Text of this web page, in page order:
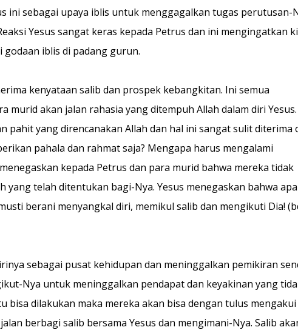
ini sebagai upaya iblis untuk menggagalkan tugas perutusan-
Yesus sangat keras kepada Petrus dan ini mengingatkan
godaan iblis di padang gurun.
kenyataan salib dan prospek kebangkitan. Ini semua
murid akan jalan rahasia yang ditempuh Allah dalam diri Yesus.
pahit yang direncanakan Allah dan hal ini sangat sulit diterima
pahala dan rahmat saja? Mengapa harus mengalami
kepada Petrus dan para murid bahwa mereka tidak
yang telah ditentukan bagi-Nya. Yesus menegaskan bahwa
berani menyangkal diri, memikul salib dan mengikuti Dia!
sebagai pusat kehidupan dan meninggalkan pemikiran
Nya untuk meninggalkan pendapat dan keyakinan yang
bisa dilakukan maka mereka akan bisa dengan tulus mengakui
berbagi salib bersama Yesus dan mengimani-Nya. Salib